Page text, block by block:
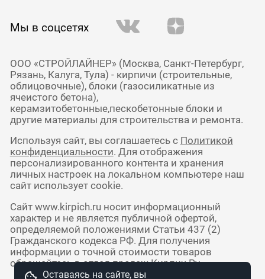
Мы в соцсетях
ООО «СТРОЙЛАЙНЕР» (Москва, Санкт-Петербург,
Рязань, Калуга, Тула) - кирпичи (строительные,
облицовочные), блоки (газосиликатные из
ячеистого бетона),
керамзитобетонные,пескобетонные блоки и
другие материалы для строительства и ремонта.
Используя сайт, вы соглашаетесь с Политикой
конфиденциальности. Для отображения
персонализированного контента и хранения
личных настроек на локальном компьютере наш
сайт использует cookie.
Сайт www.kirpich.ru носит информационный
характер и не является публичной офертой,
определяемой положениями Статьи 437 (2)
Гражданского кодекса РФ. Для получения
информации о точной стоимости товаров
обращайтесь в отдел продаж Кирпич Ру.
Оставаясь на сайте, вы